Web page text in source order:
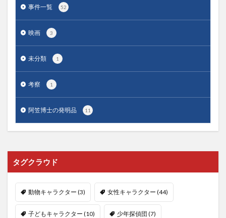
事件一覧 52
映画 3
未分類 1
考察 1
阿笠博士の発明品 11
タグクラウド
動物キャラクター (3) 女性キャラクター (44)
子どもキャラクター (10) 少年探偵団 (7)